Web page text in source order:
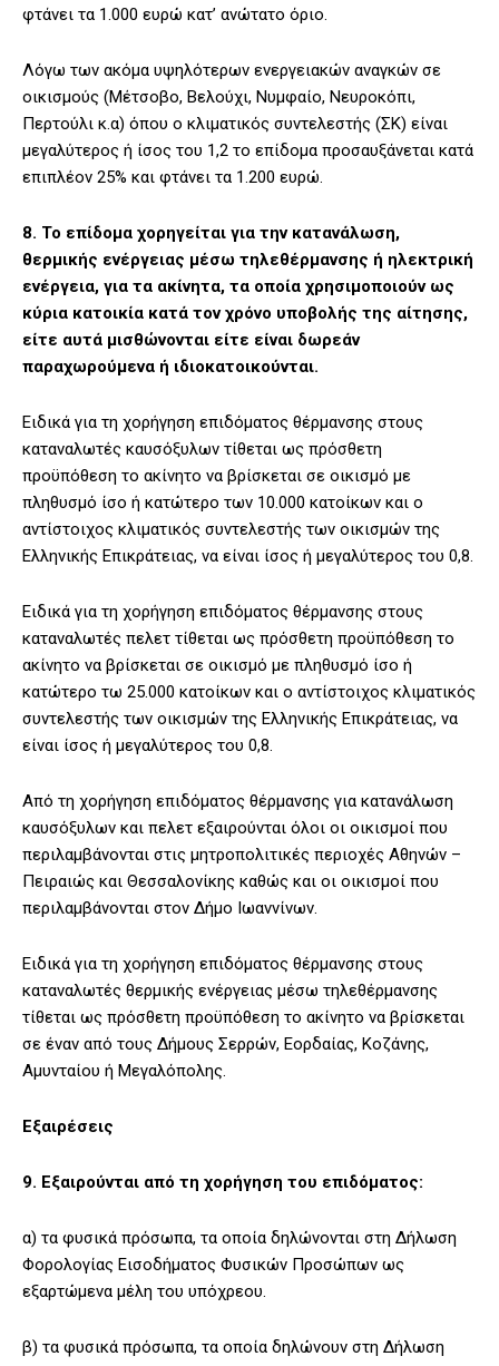
φτάνει τα 1.000 ευρώ κατ’ ανώτατο όριο.
Λόγω των ακόμα υψηλότερων ενεργειακών αναγκών σε
οικισμούς (Μέτσοβο, Βελούχι, Νυμφαίο, Νευροκόπι,
Περτούλι κ.α) όπου ο κλιματικός συντελεστής (ΣΚ) είναι
μεγαλύτερος ή ίσος του 1,2 το επίδομα προσαυξάνεται κατά
επιπλέον 25% και φτάνει τα 1.200 ευρώ.
8. Το επίδομα χορηγείται για την κατανάλωση,
θερμικής ενέργειας μέσω τηλεθέρμανσης ή ηλεκτρική
ενέργεια, για τα ακίνητα, τα οποία χρησιμοποιούν ως
κύρια κατοικία κατά τον χρόνο υποβολής της αίτησης,
είτε αυτά μισθώνονται είτε είναι δωρεάν
παραχωρούμενα ή ιδιοκατοικούνται.
Ειδικά για τη χορήγηση επιδόματος θέρμανσης στους
καταναλωτές καυσόξυλων τίθεται ως πρόσθετη
προϋπόθεση το ακίνητο να βρίσκεται σε οικισμό με
πληθυσμό ίσο ή κατώτερο των 10.000 κατοίκων και ο
αντίστοιχος κλιματικός συντελεστής των οικισμών της
Ελληνικής Επικράτειας, να είναι ίσος ή μεγαλύτερος του 0,8.
Ειδικά για τη χορήγηση επιδόματος θέρμανσης στους
καταναλωτές πελετ τίθεται ως πρόσθετη προϋπόθεση το
ακίνητο να βρίσκεται σε οικισμό με πληθυσμό ίσο ή
κατώτερο τω 25.000 κατοίκων και ο αντίστοιχος κλιματικός
συντελεστής των οικισμών της Ελληνικής Επικράτειας, να
είναι ίσος ή μεγαλύτερος του 0,8.
Από τη χορήγηση επιδόματος θέρμανσης για κατανάλωση
καυσόξυλων και πελετ εξαιρούνται όλοι οι οικισμοί που
περιλαμβάνονται στις μητροπολιτικές περιοχές Αθηνών –
Πειραιώς και Θεσσαλονίκης καθώς και οι οικισμοί που
περιλαμβάνονται στον Δήμο Ιωαννίνων.
Ειδικά για τη χορήγηση επιδόματος θέρμανσης στους
καταναλωτές θερμικής ενέργειας μέσω τηλεθέρμανσης
τίθεται ως πρόσθετη προϋπόθεση το ακίνητο να βρίσκεται
σε έναν από τους Δήμους Σερρών, Εορδαίας, Κοζάνης,
Αμυνταίου ή Μεγαλόπολης.
Εξαιρέσεις
9. Εξαιρούνται από τη χορήγηση του επιδόματος:
α) τα φυσικά πρόσωπα, τα οποία δηλώνονται στη Δήλωση
Φορολογίας Εισοδήματος Φυσικών Προσώπων ως
εξαρτώμενα μέλη του υπόχρεου.
β) τα φυσικά πρόσωπα, τα οποία δηλώνουν στη Δήλωση